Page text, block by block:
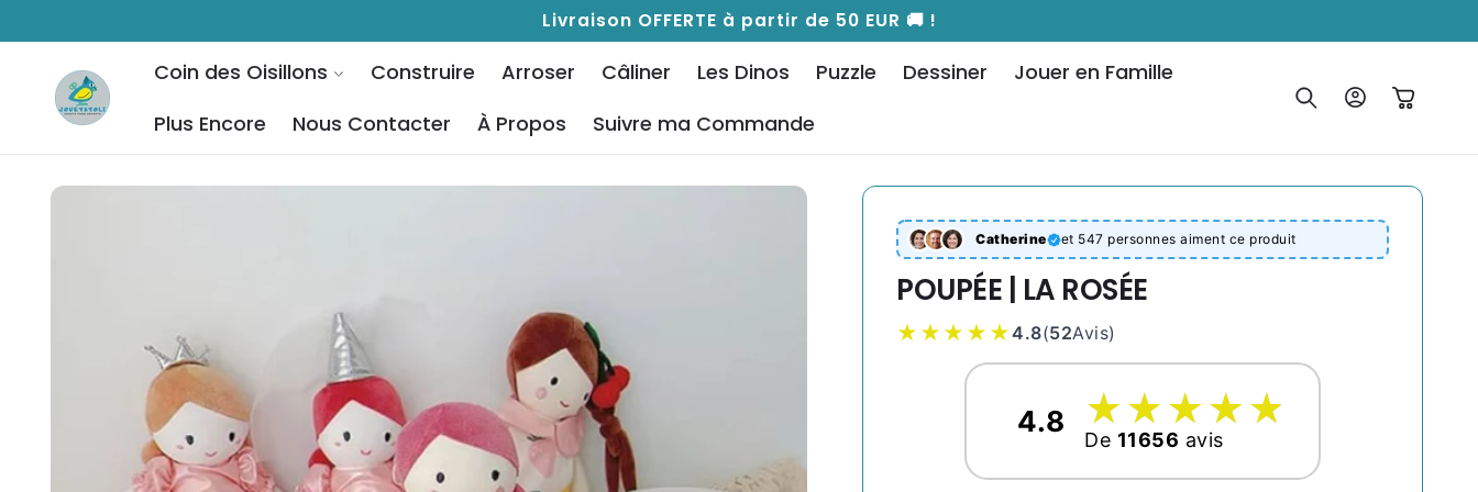
Livraison OFFERTE à partir de 50 EUR 🚚 !
Coin des Oisillons Construire Arroser Câliner Les Dinos Puzzle Dessiner
Jouer en Famille
Plus Encore
Nous Contacter À Propos Suivre ma Commande
ConnexionPanier
Catherine et 547 personnes aiment ce produit
POUPÉE | LA ROSÉE
★★★★★4.8(52Avis)
4.8 ☆
★☆
★☆
★☆
★☆
★
De 11656 avis